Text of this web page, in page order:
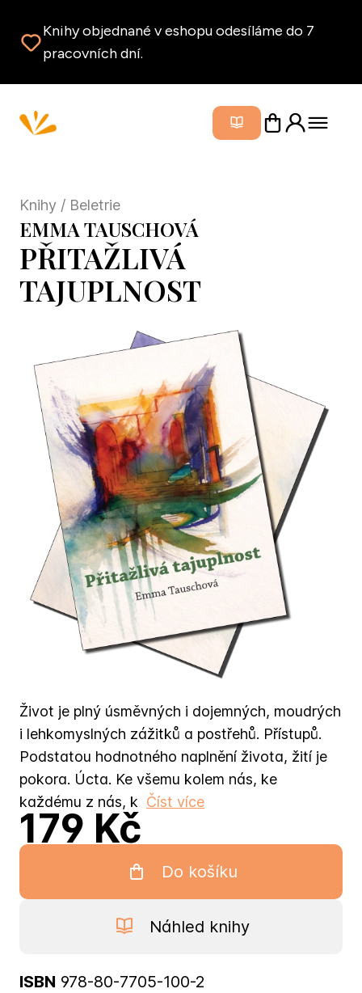
Knihy objednané v eshopu odesíláme do 7
pracovních dní.
Zavřít
Knihy / Beletrie
EMMA TAUSCHOVÁ
PŘITAŽLIVÁ
TAJUPLNOST
Život je plný úsměvných i dojemných, moudrých
i lehkomyslných zážitků a postřehů. Přístupů.
Podstatou hodnotného naplnění života, žití je
pokora. Úcta. Ke všemu kolem nás, ke
každému z nás, k Číst více
179 Kč
Do košíku
Náhled knihy
ISBN 978-80-7705-100-2